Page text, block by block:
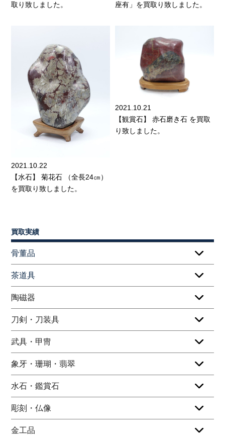
取り致しました。
座有」を買取り致しました。
2021.10.22
【水石】 菊花石 （全長24㎝）
を買取り致しました。
2021.10.21
【観賞石】 赤石磨き石 を買取
り致しました。
買取実績
骨董品
茶道具
陶磁器
刀剣・刀装具
武具・甲冑
象牙・珊瑚・翡翠
水石・鑑賞石
彫刻・仏像
金工品